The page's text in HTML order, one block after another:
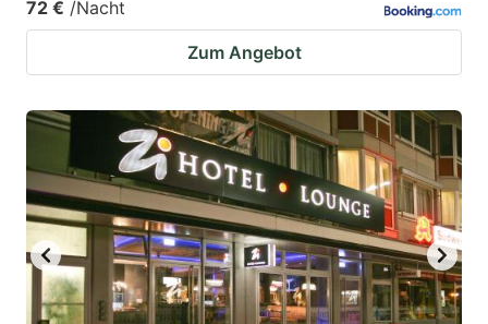
72 € /Nacht
Zum Angebot